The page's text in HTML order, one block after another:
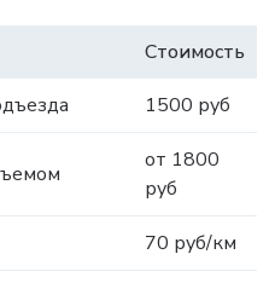
Стоимость
1500 руб
от 1800
руб
70 руб/км